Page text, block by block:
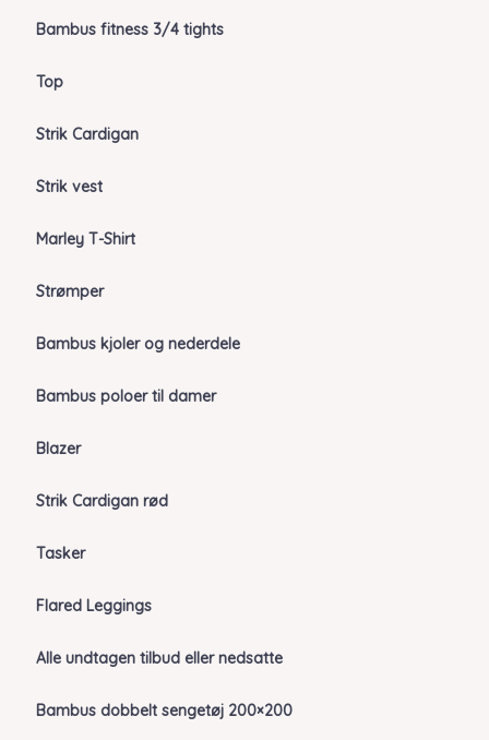
Bambus fitness 3/4 tights
Top
Strik Cardigan
Strik vest
Marley T-Shirt
Strømper
Bambus kjoler og nederdele
Bambus poloer til damer
Blazer
Strik Cardigan rød
Tasker
Flared Leggings
Alle undtagen tilbud eller nedsatte
Bambus dobbelt sengetøj 200×200